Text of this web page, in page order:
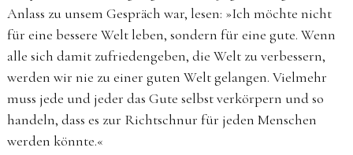
Anlass zu unsem Gespräch war, lesen: »Ich möchte nicht
für eine bessere Welt leben, sondern für eine gute. Wenn
alle sich damit zufriedengeben, die Welt zu verbessern,
werden wir nie zu einer guten Welt gelangen. Vielmehr
muss jede und jeder das Gute selbst verkörpern und so
handeln, dass es zur Richtschnur für jeden Menschen
werden könnte.«